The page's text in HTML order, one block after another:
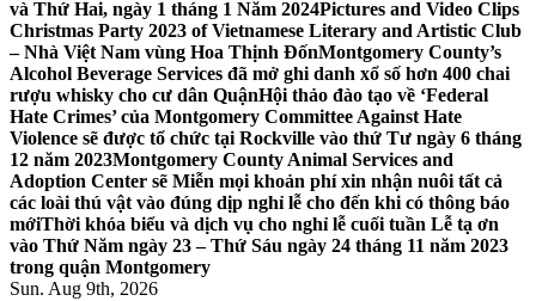
và Thứ Hai, ngày 1 tháng 1 Năm 2024Pictures and Video Clips
Christmas Party 2023 of Vietnamese Literary and Artistic Club
– Nhà Việt Nam vùng Hoa Thịnh ĐốnMontgomery County’s
Alcohol Beverage Services đã mở ghi danh xổ số hơn 400 chai
rượu whisky cho cư dân QuậnHội thảo đào tạo về ‘Federal
Hate Crimes’ của Montgomery Committee Against Hate
Violence sẽ được tổ chức tại Rockville vào thứ Tư ngày 6 tháng
12 năm 2023Montgomery County Animal Services and
Adoption Center sẽ Miễn mọi khoản phí xin nhận nuôi tất cả
các loài thú vật vào đúng dịp nghỉ lễ cho đến khi có thông báo
mớiThời khóa biểu và dịch vụ cho nghỉ lễ cuối tuần Lễ tạ ơn
vào Thứ Năm ngày 23 – Thứ Sáu ngày 24 tháng 11 năm 2023
trong quận Montgomery
Sun. Aug 9th, 2026